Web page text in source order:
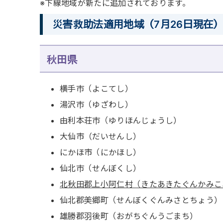
※下線地域が新たに追加されております。
災害救助法適用地域（7月26日現在）
秋田県
横手市（よこてし）
湯沢市（ゆざわし）
由利本荘市（ゆりほんじょうし）
大仙市（だいせんし）
にかほ市（にかほし）
仙北市（せんぼくし）
北秋田郡上小阿仁村（きたあきたぐんかみこ
仙北郡美郷町（せんぼくぐんみさとちょう）
雄勝郡羽後町（おがちぐんうごまち）